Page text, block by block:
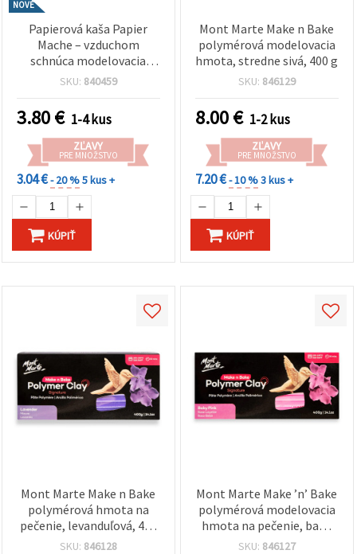
NOVÉ
Papierová kaša Papier
Mache – vzduchom
schnúca modelovacia
hmota DOZEN zelená –
ľahko tvarovateľná,
ideálna na kreatívne
sochárstvo, výtvarné
projekty a DIY tvorenie
SKU: 840459
3.80€ 1-4 kus
ZĽAVY
PRE MNOŽSTVO
3.04 €- 20 %5 kus +
KÚPIŤ
Mont Marte Make n Bake
polymérová modelovacia
hmota, stredne sivá, 400 g
SKU: 846129
8.00€ 1-2 kus
ZĽAVY
PRE MNOŽSTVO
7.20 €- 10 %3 kus +
KÚPIŤ
Mont Marte Make n Bake
polymérová hmota na
pečenie, levanduľová, 400
g
SKU: 846128
Mont Marte Make ’n’ Bake
polymérová modelovacia
hmota na pečenie, baby
ružová, 400 g
SKU: 846127